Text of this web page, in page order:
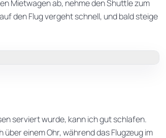
Mietwagen ab, nehme den Shuttle zum
den Flug vergeht schnell, und bald steige
serviert wurde, kann ich gut schlafen.
einem Ohr, während das Flugzeug im